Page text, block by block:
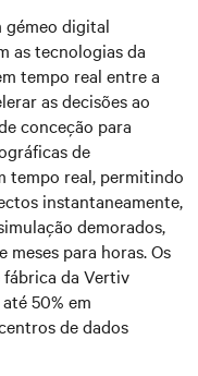
gémeo digital
as tecnologias da
tempo real entre a
as decisões ao
conceção para
de
tempo real, permitindo
instantaneamente,
demorados,
para horas. Os
da Vertiv
50% em
de dados